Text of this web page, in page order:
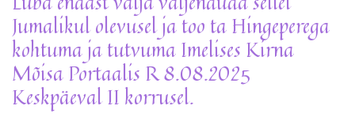
Jumalikul olevusel ja too ta Hingeperega
kohtuma ja tutvuma Imelises Kirna
Mõisa Portaalis R 8.08.2025
Keskpäeval II korrusel.